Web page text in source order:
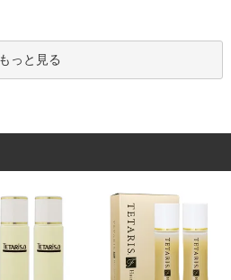
もっと見る